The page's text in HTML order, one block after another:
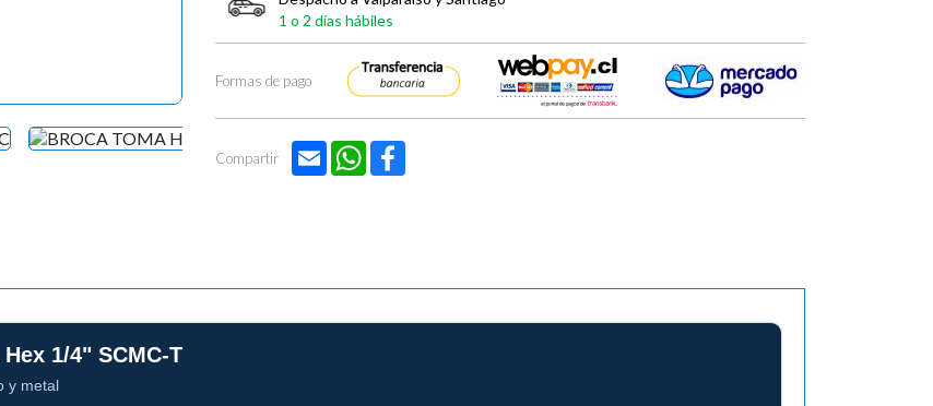
1 o 2 días hábiles
Formas de pago
Compartir Email WhatsApp
1/4" SCMC-T
y metal